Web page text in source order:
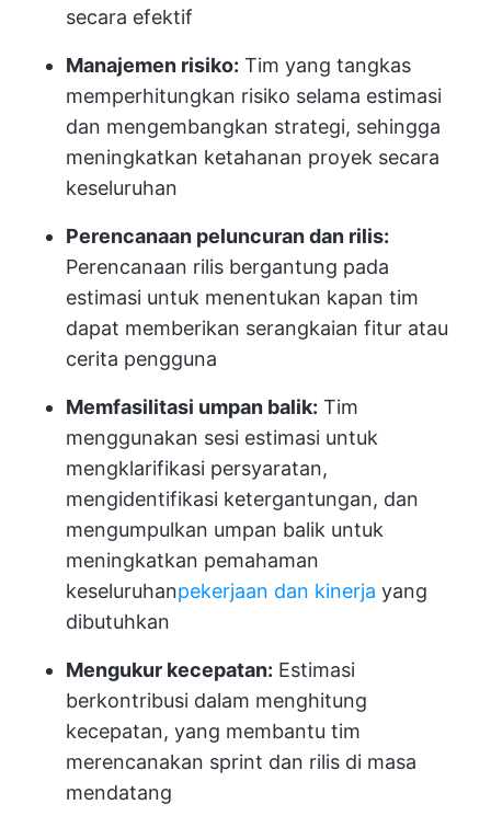
secara efektif
Manajemen risiko: Tim yang tangkas
memperhitungkan risiko selama estimasi
dan mengembangkan strategi, sehingga
meningkatkan ketahanan proyek secara
keseluruhan
Perencanaan peluncuran dan rilis:
Perencanaan rilis bergantung pada
estimasi untuk menentukan kapan tim
dapat memberikan serangkaian fitur atau
cerita pengguna
Memfasilitasi umpan balik: Tim
menggunakan sesi estimasi untuk
mengklarifikasi persyaratan,
mengidentifikasi ketergantungan, dan
mengumpulkan umpan balik untuk
meningkatkan pemahaman
keseluruhanpekerjaan dan kinerja yang
dibutuhkan
Mengukur kecepatan: Estimasi
berkontribusi dalam menghitung
kecepatan, yang membantu tim
merencanakan sprint dan rilis di masa
mendatang